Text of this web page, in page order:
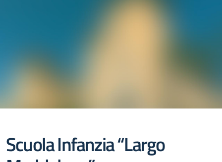
Scuola Infanzia “Largo